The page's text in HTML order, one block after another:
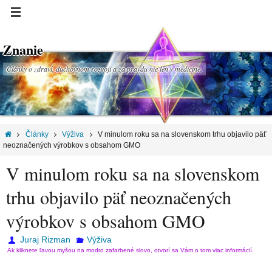
Znanie
Články o zdraví, duchovnom rozvoji a za pravdu nie len v medicíne.
Články Výživa
V minulom roku sa na slovenskom trhu objavilo päť
neoznačených výrobkov s obsahom GMO
V minulom roku sa na slovenskom
trhu objavilo päť neoznačených
výrobkov s obsahom GMO
Juraj Rizman Výživa
Ak kliknete ľavou myšou na modro zafarbené slovo, otvorí sa Vám o tom viac informácií.